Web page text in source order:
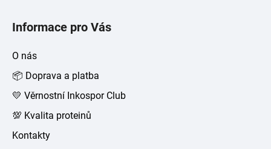
Informace pro Vás
O nás
📦 Doprava a platba
💛 Věrnostní Inkospor Club
💯 Kvalita proteinů
Kontakty